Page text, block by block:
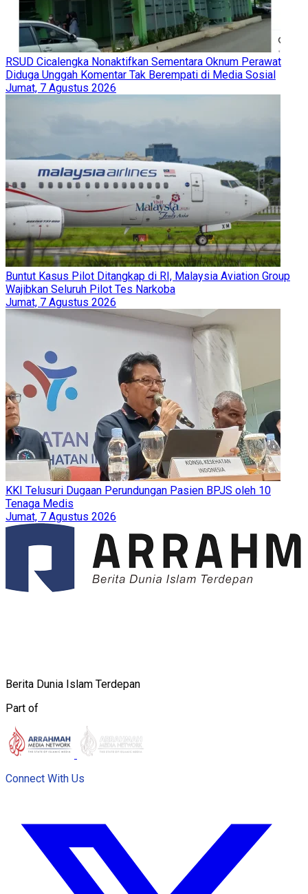
RSUD Cicalengka Nonaktifkan Sementara Oknum Perawat
Diduga Unggah Komentar Tak Berempati di Media Sosial
Jumat, 7 Agustus 2026
Buntut Kasus Pilot Ditangkap di RI, Malaysia Aviation Group
Wajibkan Seluruh Pilot Tes Narkoba
Jumat, 7 Agustus 2026
KKI Telusuri Dugaan Perundungan Pasien BPJS oleh 10
Tenaga Medis
Jumat, 7 Agustus 2026
Berita Dunia Islam Terdepan
Part of
Connect With Us